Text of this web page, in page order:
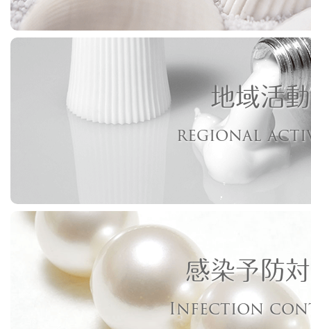
地域活動
regional
感染予防
Infection